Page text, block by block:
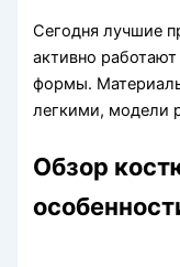
Сегодня лучшие
активно
формы.
легкими, модели
Обзор